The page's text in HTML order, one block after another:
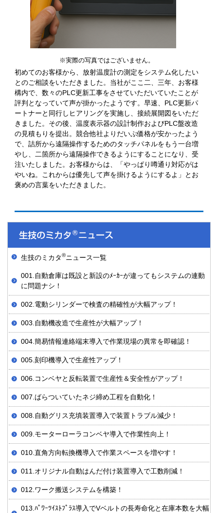
※実際の写真ではございません。
初めてのお客様から、放射温度計の測定をシステム化したい
とのご相談をいただきました。当社がここ二、三年、お客様
構内で、数々のPLC更新工事をさせていただいていたことが
評判となっていて声が掛かったようです。早速、PLC更新パ
ートナーと同行しヒアリングを実施し、接続展開図をいただ
きました。その後、温度表示器の設計制作およびPLC盤改造
の見積もりを提出。競合他社よりだいぶ価格が安かったよう
で、詰所から遠隔操作するためのタッチパネルをもう一台増
やし、二箇所から遠隔操作できるようにすることになり、受
注いたしました。お客様からは、「やっぱり噂通り対応がは
やいね。これからは優先して声を掛けるようにするよ」とお
褒めの言葉をいただきました。
生技のミカタ®ニュース一覧
001.自動倉庫は既設と新設のﾒｰｶｰが違ってもシステムの連動
に問題ナシ！
002.電動シリンダーで検査の精確性が大幅アップ！
003.自動機改造で生産性が大幅アップ！
004.簡易情報連絡端末導入で作業現場の異常を即確認！
005.刻印機導入で生産性アップ！
006.コンベヤと反転装置で生産性＆安全性がアップ！
007.ばらついていたネジ締め工程を自動化！
008.自動グリス充填装置導入で装置トラブル減少！
009.モーターローラコンベヤ導入で作業性向上！
010.直角方向転換機導入で作業スペースを増やす！
011.オリジナル自動はんだ付け装置導入で工数削減！
012.ワーク搬送システムを構築！
013.ﾊﾟﾜｰﾂｲｽﾄﾌﾟﾗｽ導入でVベルトの長寿命化と在庫本数を大幅